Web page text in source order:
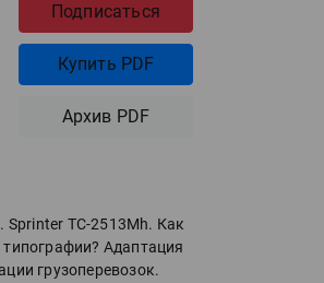
Подписаться
Купить PDF
Архив PDF
Sprinter ТС-2513Mh. Как
Адаптация
грузоперевозок.